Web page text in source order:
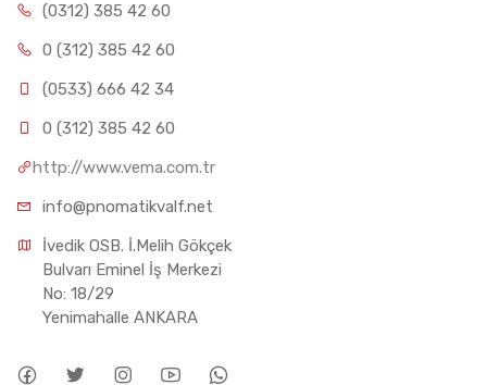
(0312) 385 42 60
0 (312) 385 42 60
(0533) 666 42 34
0 (312) 385 42 60
http://www.vema.com.tr
info@pnomatikvalf.net
İvedik OSB. İ.Melih Gökçek
Bulvarı Eminel İş Merkezi
No: 18/29
Yenimahalle ANKARA